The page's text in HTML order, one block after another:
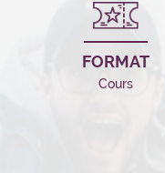
FORMAT
Cours